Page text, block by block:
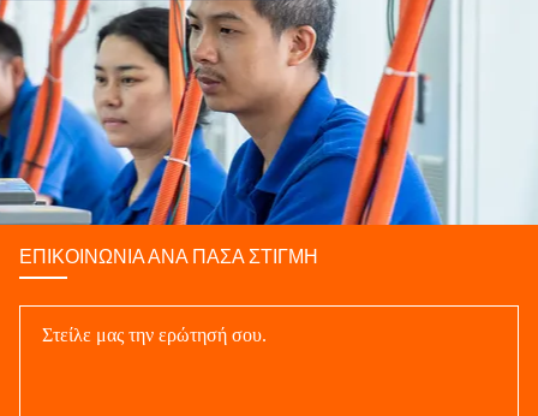
ΕΠΙΚΟΙΝΩΝΊΑ ΑΝΆ ΠΆΣΑ ΣΤΙΓΜΉ